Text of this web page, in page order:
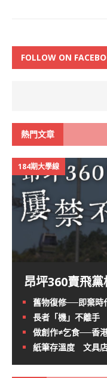
FOLLOW ON
熱門文章
184期大學線
昂坪360賣飛
舊物復修──即棄時
長者「機」不離手
做創作≠乞食──香
紙筆存溫度 文具